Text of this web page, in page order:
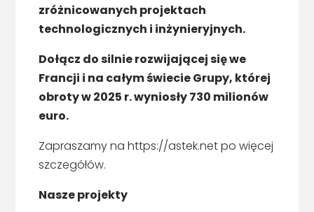
zróżnicowanych projektach
technologicznych i inżynieryjnych.
Dołącz do silnie rozwijającej się we
Francji i na całym świecie Grupy, której
obroty w 2025 r. wyniosły 730 milionów
euro.
Zapraszamy na https://astek.net po więcej
szczegółów.
Nasze projekty